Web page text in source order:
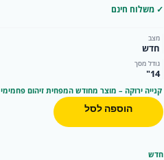
✓ משלוח חינם
מצב
חדש
גודל מסך
14"
קנייה ירוקה – מוצר מחודש המפחית זיהום פחמימי
הוספה לסל
חדש